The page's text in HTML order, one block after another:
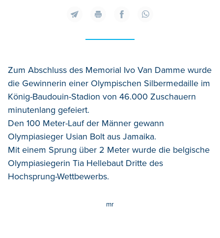
Zum Abschluss des Memorial Ivo Van Damme wurde
die Gewinnerin einer Olympischen Silbermedaille im
König-Baudouin-Stadion von 46.000 Zuschauern
minutenlang gefeiert.
Den 100 Meter-Lauf der Männer gewann
Olympiasieger Usian Bolt aus Jamaika.
Mit einem Sprung über 2 Meter wurde die belgische
Olympiasiegerin Tia Hellebaut Dritte des
Hochsprung-Wettbewerbs.
mr